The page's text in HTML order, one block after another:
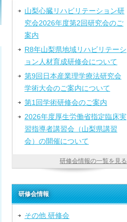
山梨心臓リハビリテーション研
究会2026年度第2回研究会のご
案内
R8年山梨県地域リハビリテーシ
ョン人材育成研修会について
第9回日本産業理学療法研究会
学術大会のご案内について
第1回学術研修会のご案内
2026年度厚生労働省指定臨床実
習指導者講習会（山梨県講習
会）の開催について
研修会情報の一覧を見る
研修会情報
その他 研修会